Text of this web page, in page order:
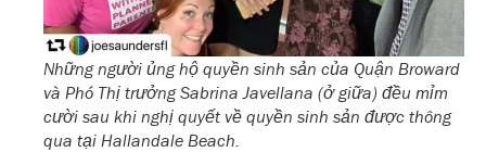
Những người ủng hộ quyền sinh sản của Quận Broward
và Phó Thị trưởng Sabrina Javellana (ở giữa) đều mỉm
cười sau khi nghị quyết về quyền sinh sản được thông
qua tại Hallandale Beach.